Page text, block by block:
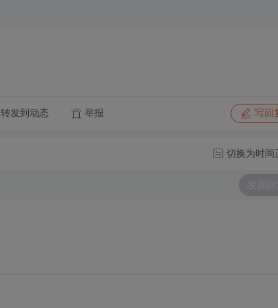
转发到动态 举报 写回
切换为时间
发表回